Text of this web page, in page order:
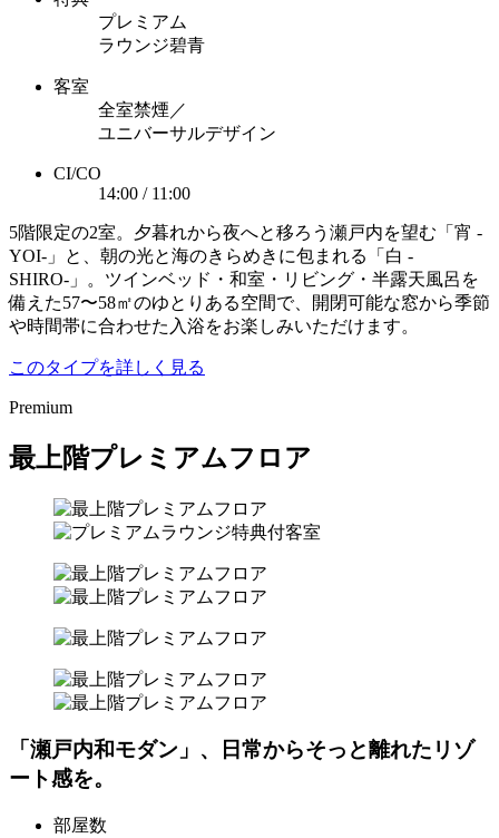
プレミアム
ラウンジ碧青
客室
全室禁煙／
ユニバーサルデザイン
CI/CO
14:00 / 11:00
5階限定の2室。夕暮れから夜へと移ろう瀬戸内を望む「宵 -
YOI-」と、朝の光と海のきらめきに包まれる「白 -
SHIRO-」。ツインベッド・和室・リビング・半露天風呂を
備えた57〜58㎡のゆとりある空間で、開閉可能な窓から季節
や時間帯に合わせた入浴をお楽しみいただけます。
このタイプを詳しく見る
Premium
最上階プレミアムフロア
「瀬戸内和モダン」、日常からそっと離れたリゾ
ート感を。
部屋数